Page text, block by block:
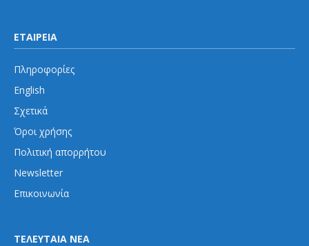
ΕΤΑΙΡΕΙΑ
Πληροφορίες
English
Σχετικά
Όροι χρήσης
Πολιτική απορρήτου
Newsletter
Επικοινωνία
ΤΕΛΕΥΤΑΙΑ ΝΕΑ